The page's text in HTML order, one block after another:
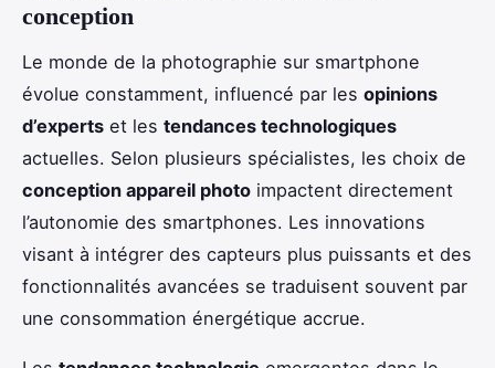
conception
Le monde de la photographie sur smartphone
évolue constamment, influencé par les opinions
d’experts et les tendances technologiques
actuelles. Selon plusieurs spécialistes, les choix de
conception appareil photo impactent directement
l’autonomie des smartphones. Les innovations
visant à intégrer des capteurs plus puissants et des
fonctionnalités avancées se traduisent souvent par
une consommation énergétique accrue.